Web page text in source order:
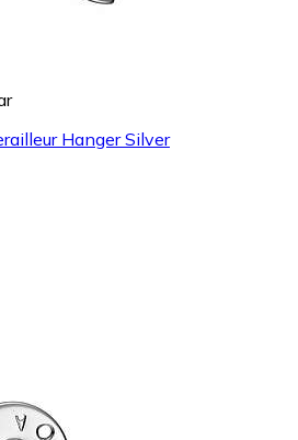
Hanger Silver